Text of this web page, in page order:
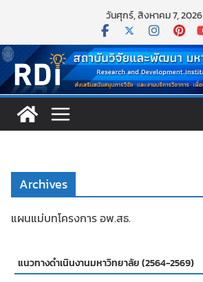
content
วันศุกร์, สิงหาคม 7, 2026
Archives
แผนแม่บทโครงการ อพ.สธ.
แนวทางดำเนินงานมหาวิทยาลัย (2564-2569)